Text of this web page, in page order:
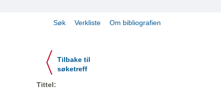
Søk Verkliste Om bibliografien
Tilbake til
søketreff
Tittel: